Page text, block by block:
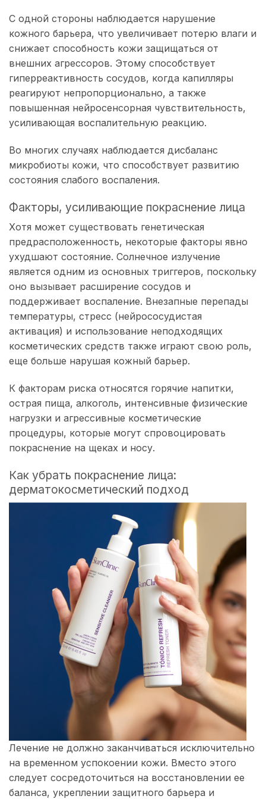
С одной стороны наблюдается нарушение
кожного барьера, что увеличивает потерю влаги и
снижает способность кожи защищаться от
внешних агрессоров. Этому способствует
гиперреактивность сосудов, когда капилляры
реагируют непропорционально, а также
повышенная нейросенсорная чувствительность,
усиливающая воспалительную реакцию.
Во многих случаях наблюдается дисбаланс
микробиоты кожи, что способствует развитию
состояния слабого воспаления.
Факторы, усиливающие покраснение лица
Хотя может существовать генетическая
предрасположенность, некоторые факторы явно
ухудшают состояние. Солнечное излучение
является одним из основных триггеров, поскольку
оно вызывает расширение сосудов и
поддерживает воспаление. Внезапные перепады
температуры, стресс (нейрососудистая
активация) и использование неподходящих
косметических средств также играют свою роль,
еще больше нарушая кожный барьер.
К факторам риска относятся горячие напитки,
острая пища, алкоголь, интенсивные физические
нагрузки и агрессивные косметические
процедуры, которые могут спровоцировать
покраснение на щеках и носу.
Как убрать покраснение лица:
дерматокосметический подход
Лечение не должно заканчиваться исключительно
на временном успокоении кожи. Вместо этого
следует сосредоточиться на восстановлении ее
баланса, укреплении защитного барьера и